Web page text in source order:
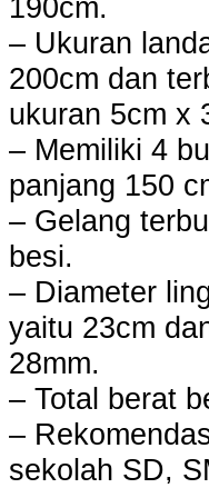
190cm.
– Ukuran
200cm dan
ukuran 5cm x
– Memiliki 4
panjang 150
– Gelang
besi.
– Diameter
yaitu 23cm
28mm.
– Total berat
–
sekolah SD,